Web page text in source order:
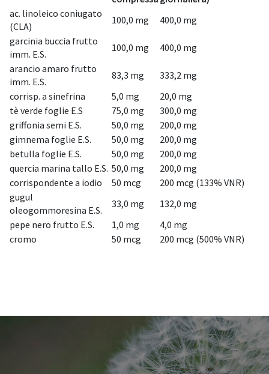
ac. linoleico coniugato
(CLA)
100,0 mg
400,0 mg
garcinia buccia frutto
imm. E.S.
100,0 mg
400,0 mg
arancio amaro frutto
imm. E.S.
83,3 mg
333,2 mg
corrisp. a sinefrina
5,0 mg
20,0 mg
tè verde foglie E.S
75,0 mg
300,0 mg
griffonia semi E.S.
50,0 mg
200,0 mg
gimnema foglie E.S.
50,0 mg
200,0 mg
betulla foglie E.S.
50,0 mg
200,0 mg
quercia marina tallo E.S. 50,0 mg
200,0 mg
corrispondente a iodio
50 mcg
200 mcg (133% VNR)
gugul
oleogommoresina E.S.
33,0 mg
132,0 mg
pepe nero frutto E.S.
1,0 mg
4,0 mg
cromo
50 mcg 200 mcg (500% VNR)